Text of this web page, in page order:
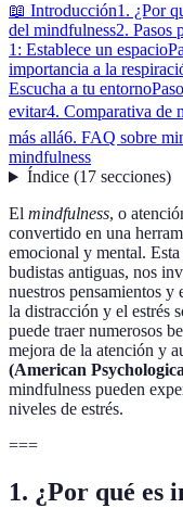
📖 Introducción1. ¿Por
del mindfulness2. Pasos
1: Establece un espacio
importancia a la
Escucha a tu entorno
evitar4. Comparativa de
más allá6. FAQ sobre
mindfulness
Índice(17 secciones)
El mindfulness, o
convertido en una
emocional y mental.
budistas antiguas, nos
nuestros pensamientos
la distracción y el estrés
puede traer numerosos
mejora de la atención y
(American
mindfulness pueden
niveles de estrés.
===
1. ¿Por qué es